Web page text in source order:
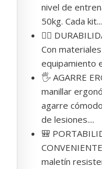
nivel de
50kg. Cada kit...
🏋️‍♂️
Con
equipamiento
🖐 AGARRE
manillar
agarre
de lesiones....
🎒
maletín